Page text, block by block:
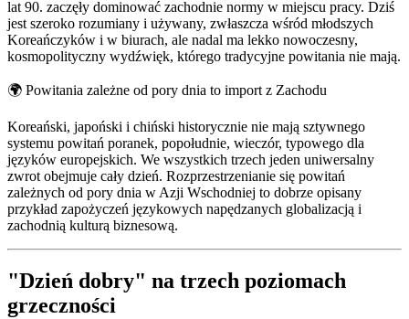
lat 90. zaczęły dominować zachodnie normy w miejscu pracy. Dziś
jest szeroko rozumiany i używany, zwłaszcza wśród młodszych
Koreańczyków i w biurach, ale nadal ma lekko nowoczesny,
kosmopolityczny wydźwięk, którego tradycyjne powitania nie mają.
🌍 Powitania zależne od pory dnia to import z Zachodu
Koreański, japoński i chiński historycznie nie mają sztywnego
systemu powitań poranek, popołudnie, wieczór, typowego dla
języków europejskich. We wszystkich trzech jeden uniwersalny
zwrot obejmuje cały dzień. Rozprzestrzenianie się powitań
zależnych od pory dnia w Azji Wschodniej to dobrze opisany
przykład zapożyczeń językowych napędzanych globalizacją i
zachodnią kulturą biznesową.
"Dzień dobry" na trzech poziomach
grzeczności